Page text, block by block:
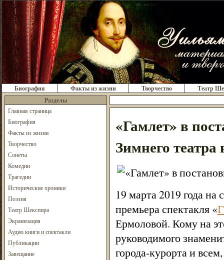
Биография Факты из жизни Творчество
Театр
Разделы
Главная страница
Биография
Факты из жизни
Творчество
Сонеты
Комедии
Трагедии
Исторические хроники
Поэзия
Театр Шекспира
Экранизация
Аудио книги и спектакли
Публикации
Завещание
«Гамлет» в
Зимнего
19 марта 2019 года на
премьера спектакля «
Ермоловой. Кому на
руководимого
города-курорта и